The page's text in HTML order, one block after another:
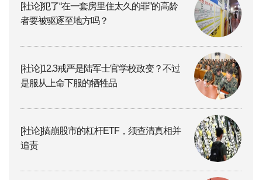
[社论]犯了“在一套房里住太久的罪”的高龄
者要被驱逐至地方吗？
[社论]12.3戒严是陆军士官学校政变？不过
是服从上命下服的牺牲品
[社论]搞崩股市的杠杆ETF，须查清真相并
追责